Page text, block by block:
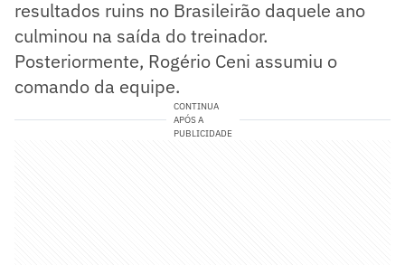
resultados ruins no Brasileirão daquele ano
culminou na saída do treinador.
Posteriormente, Rogério Ceni assumiu o
comando da equipe.
CONTINUA
APÓS A
PUBLICIDADE